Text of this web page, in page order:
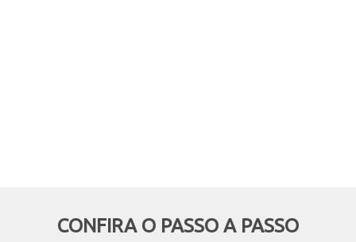
CONFIRA O PASSO A PASSO